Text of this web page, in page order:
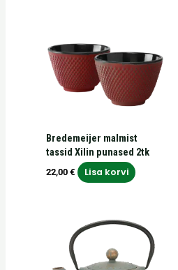
Bredemeijer malmist
tassid Xilin punased 2tk
22,00€ Lisa korvi